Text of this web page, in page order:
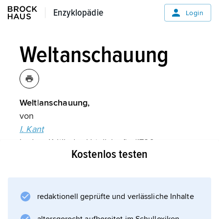
Enzyklopädie
Enzyklopädie Login
Weltanschauung
Welt|anschauung,
von
I. Kant
in der »Kritik der Urteilskraft« (1790;
Kant
Kostenlos testen
redaktionell geprüfte und verlässliche Inhalte